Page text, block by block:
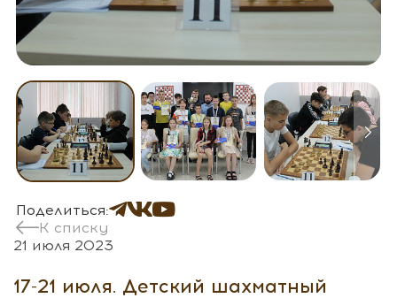
К списку
Поделиться:
21 июля 2023
17-21 июля. Детский шахматный